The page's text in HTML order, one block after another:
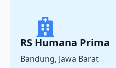
RS Humana Prima
Bandung, Jawa Barat